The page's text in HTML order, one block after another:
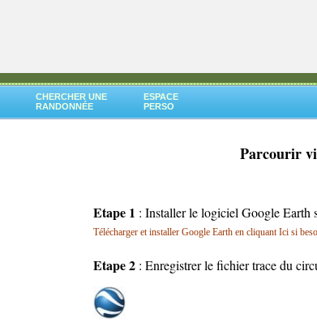
CHERCHER UNE
RANDONNÉE
ESPACE
PERSO
Parcourir
Etape 1 : Installer le logiciel Google Earth
Télécharger et installer Google Earth en cliquant Ici si
Etape 2 : Enregistrer le fichier trace du